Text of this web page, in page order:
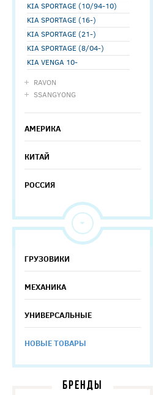
KIA SPORTAGE (10/94-10)
KIA SPORTAGE (16-)
KIA SPORTAGE (21-)
KIA SPORTAGE (8/04-)
KIA VENGA 10-
RAVON
SSANGYONG
АМЕРИКА
КИТАЙ
РОССИЯ
ГРУЗОВИКИ
МЕХАНИКА
УНИВЕРСАЛЬНЫЕ
НОВЫЕ ТОВАРЫ
БРЕНДЫ